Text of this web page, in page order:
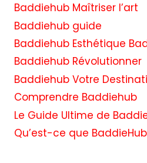
Baddiehub Maîtriser l’art
Baddiehub guide
Baddiehub Esthétique
Baddiehub Révolutionner
Baddiehub Votre
Comprendre Baddiehub
Le Guide Ultime de
Qu’est-ce que